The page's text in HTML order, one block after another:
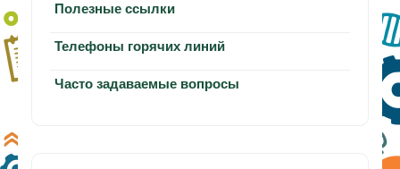
Полезные ссылки
Телефоны горячих линий
Часто задаваемые вопросы